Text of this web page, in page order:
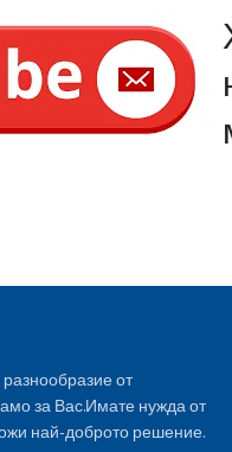
от
за Вас.Имате нужда от
най-доброто решение.